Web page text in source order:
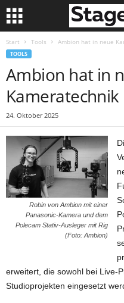
Start Tools Ambion hat in neue
TOOLS
Ambion hat in
24. Oktober 2025
Robin von Ambion mit einer
Panasonic-Kamera und dem
Polecam Stativ-Ausleger mit Rig
(Foto: Ambion)
erweitert, die sowohl bei Live-
Studioprojekten eingesetzt